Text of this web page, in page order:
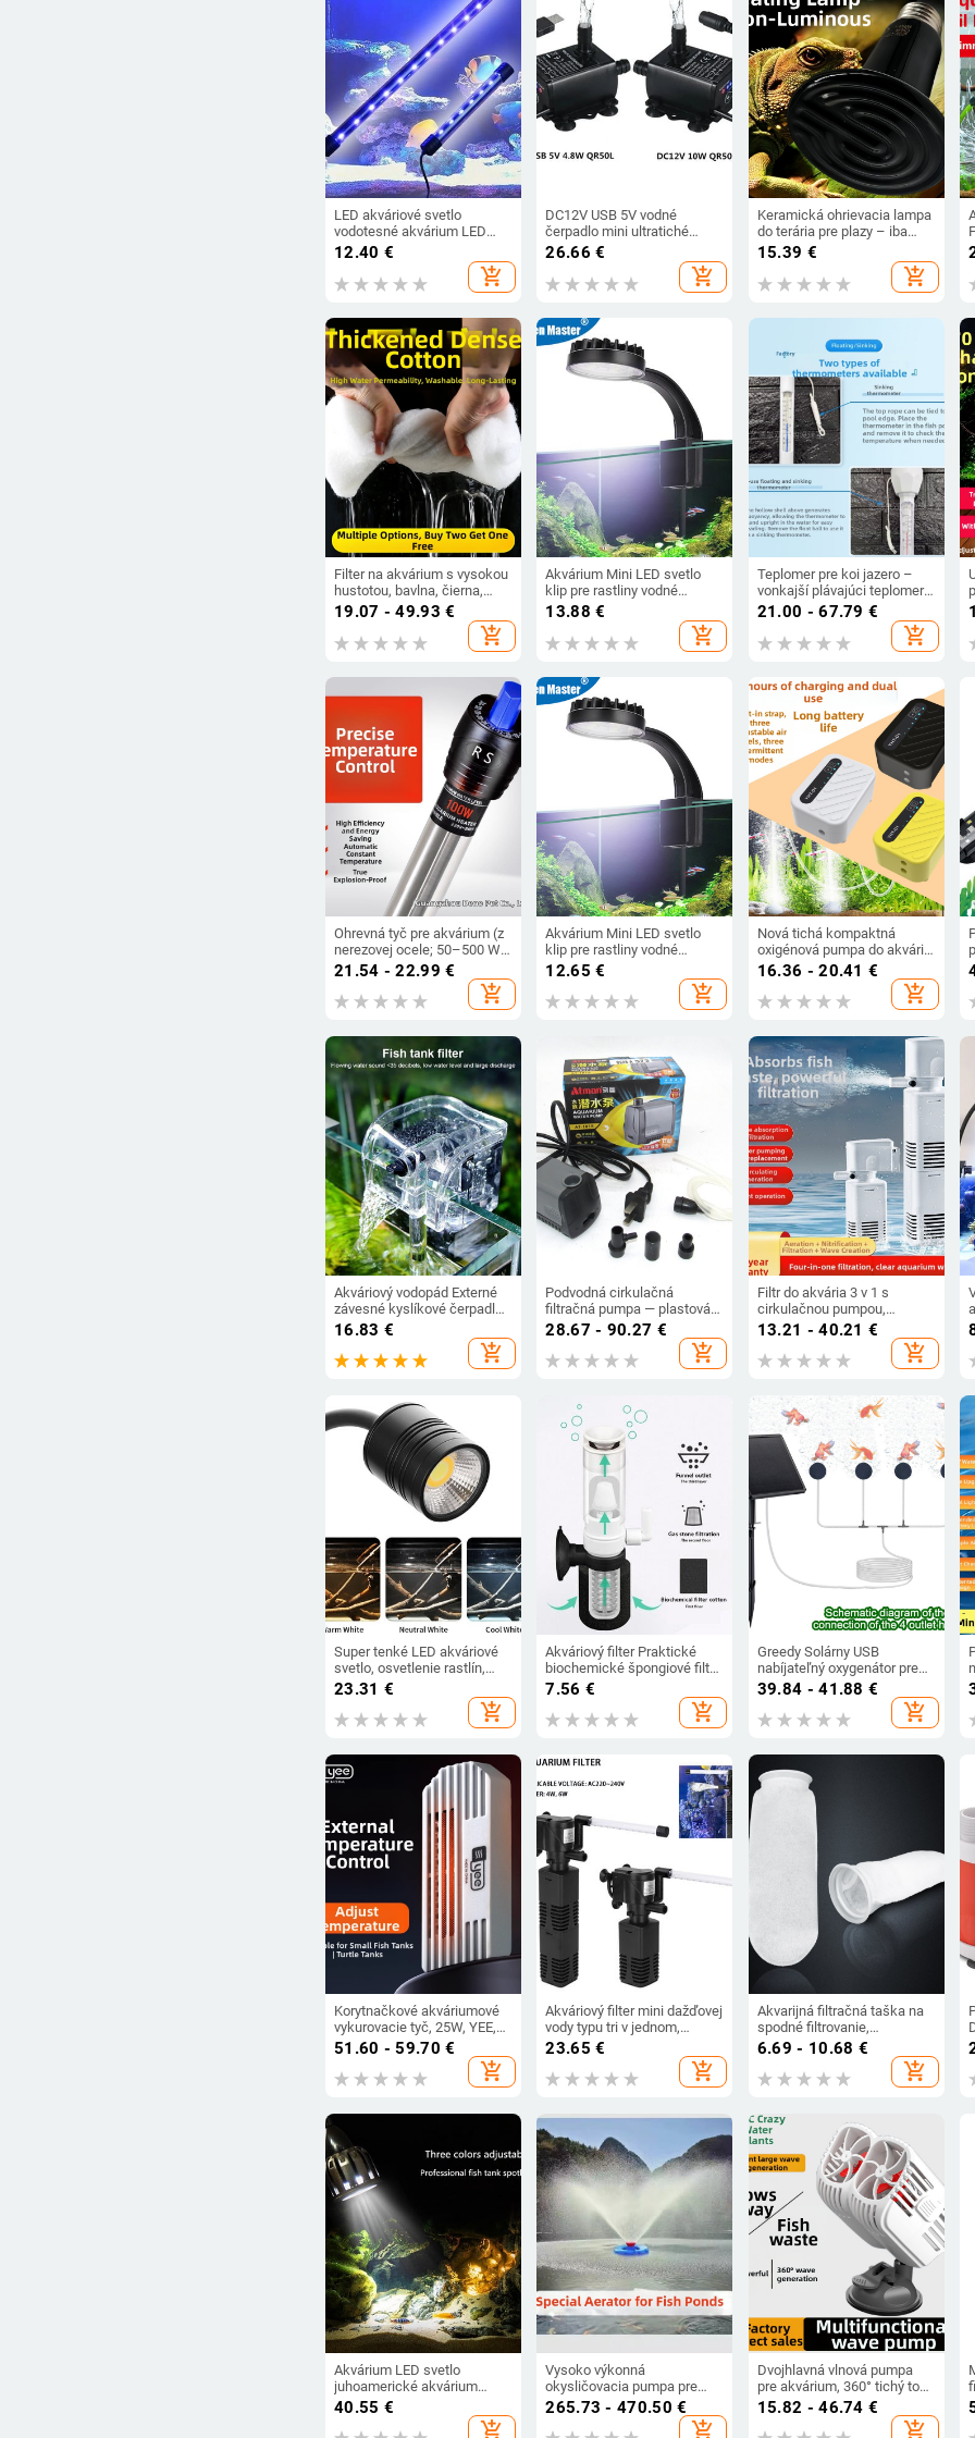
LED akváriové svetlo
vodotesné akvárium LED
osvetlenie sterilizátor pre
akvárium ponorný vodný
sterilizátor
12.40 €
add_shopping_cart
DC12V USB 5V vodné
čerpadlo mini ultratiché
bezkartáčové ponorné vodné
čerpadlo pre záhradné
akvárium
26.66 €
add_shopping_cart
Keramická ohrievacia lampa
do terária pre plazy – iba
teplo, bez svetla
15.39 €
add_shopping_cart
Filter na akvárium s vysokou
hustotou, bavlna, čierna,
zahustená biochemická
bavlna, čistenie vody z
ratanu, bavlny, filtračný
materiál na korytnačku,
19.07 - 49.93 €
add_shopping_cart
Akvárium Mini LED svetlo
klip pre rastliny vodné
sladkovodné trávy vysoký
jas nízkoteplotné USB lampy
na akvárium
13.88 €
add_shopping_cart
Teplomer pre koi jazero –
vonkajší plávajúci teplomer
pre jazero, bazén a záhradu
21.00 - 67.79 €
add_shopping_cart
Ohrevná tyč pre akvárium (z
nerezovej ocele; 50–500 W;
0,4 kg; značka Risheng)
21.54 - 22.99 €
add_shopping_cart
Akvárium Mini LED svetlo
klip pre rastliny vodné
sladkovodné trávy vysoký
jas nízkoteplotné USB lampy
na akvárium
12.65 €
add_shopping_cart
Nová tichá kompaktná
oxigénová pumpa do akvária,
oxigenátor, dobíjateľná,
16.36 - 20.41 €
add_shopping_cart
Akváriový vodopád Externé
závesné kyslíkové čerpadlo
Vodný filter Čistá kvalita
vody pre akváriovú nádrž na
ryby
16.83 €
add_shopping_cart
Podvodná cirkulačná
filtračná pumpa — plastová
konštrukcia, pôvod
Guangdong, tichý chod,
oxigénová funkcia, Star
28.67 - 90.27 €
add_shopping_cart
Filtr do akvária 3 v 1 s
cirkulačnou pumpou,
zabudovanou oxigénovou
13.21 - 40.21 €
add_shopping_cart
Super tenké LED akváriové
svetlo, osvetlenie rastlín,
pestovateľské svetlo
3W/5W/6W, osvetlenie
vodných rastlín, vodotesná
lampa s klipom pre akvárium
23.31 €
add_shopping_cart
Akváriový filter Praktické
biochemické špongiové filtre
do akvária Mini viacvrstvový
filter pre malé akvárium
7.56 €
add_shopping_cart
Greedy Solárny USB
nabíjateľný oxygenátor pre
vonkajšie rybníky a akváriá –
ľahký, hmotnosť 350 g
39.84 - 41.88 €
add_shopping_cart
Korytnačkové akváriumové
vykurovacie tyč, 25W, YEE,
1kg
51.60 - 59.70 €
add_shopping_cart
Akváriový filter mini dažďovej
vody typu tri v jednom,
cirkulačný filter na čistenie a
okysličenie akváriovej vody
220V-240V /Hz50
23.65 €
add_shopping_cart
Akvarijná filtračná taška na
spodné filtrovanie,
polyesterová filtračná
tkanina, filtrácia kvapalín,
suché/mokré oddelenie
6.69 - 10.68 €
add_shopping_cart
Akvárium LED svetlo
juhoamerické akvárium
bodové svetlo dekorácia
rastlín pestovať diaľkové
40.55 €
add_shopping_cart
Vysoko výkonná
okysličovacia pumpa pre
rybník – plávajúca, 220V
265.73 - 470.50 €
add_shopping_cart
Dvojhlavná vlnová pumpa
pre akvárium, 360° tichý tok,
s prísavkami
15.82 - 46.74 €
add_shopping_cart